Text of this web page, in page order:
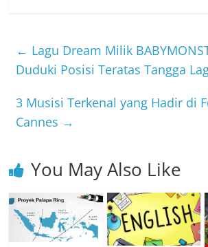
← Lagu Dream Milik
Duduki Posisi Teratas Tangga
3 Musisi Terkenal yang Hadir di
Cannes →
You May Also Like